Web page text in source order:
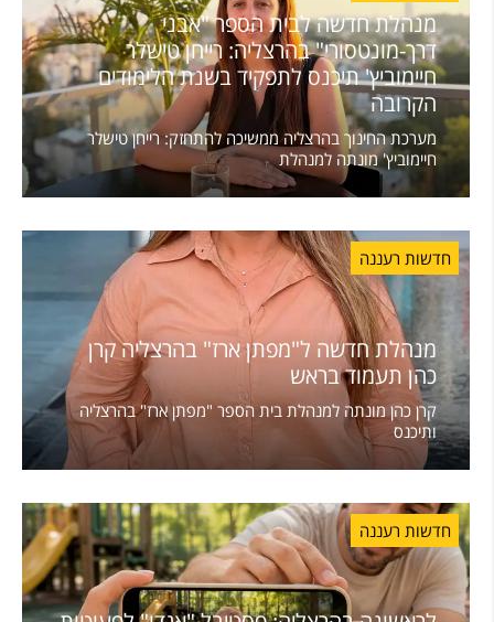
מנהלת חדשה לבית הספר "אבני
דרך-מונטסורי" בהרצליה: רייחן טישלר
חיימוביץ' תיכנס לתפקיד בשנת הלימודים
הקרובה
מערכת החינוך בהרצליה ממשיכה להתחזק: רייחן טישלר
חיימוביץ' מונתה למנהלת
חדשות רעננה
מנהלת חדשה ל"מפתן ארז" בהרצליה קרן
כהן תעמוד בראש
קרן כהן מונתה למנהלת בית הספר "מפתן ארז" בהרצליה
ותיכנס
חדשות רעננה